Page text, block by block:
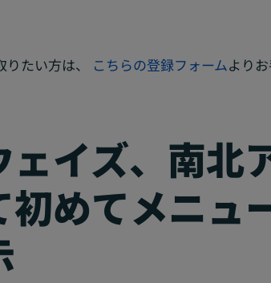
たい方は、 こちらの登録フォームより
イズ、南北
めてメニュ